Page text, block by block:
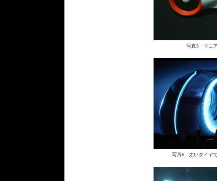
写真5 マニア
写真6 太いタイヤ